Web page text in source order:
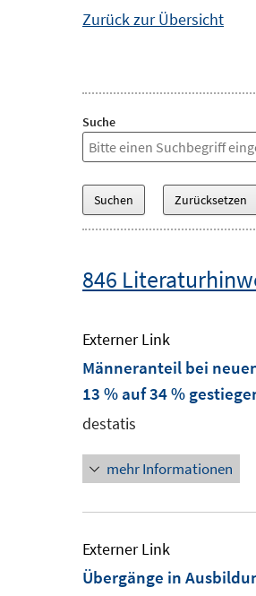
Zurück zur Übersicht
Suche
846
Externer Link
Männeranteil bei
13 % auf 34 %
destatis
mehr Informationen
Externer Link
Übergänge in